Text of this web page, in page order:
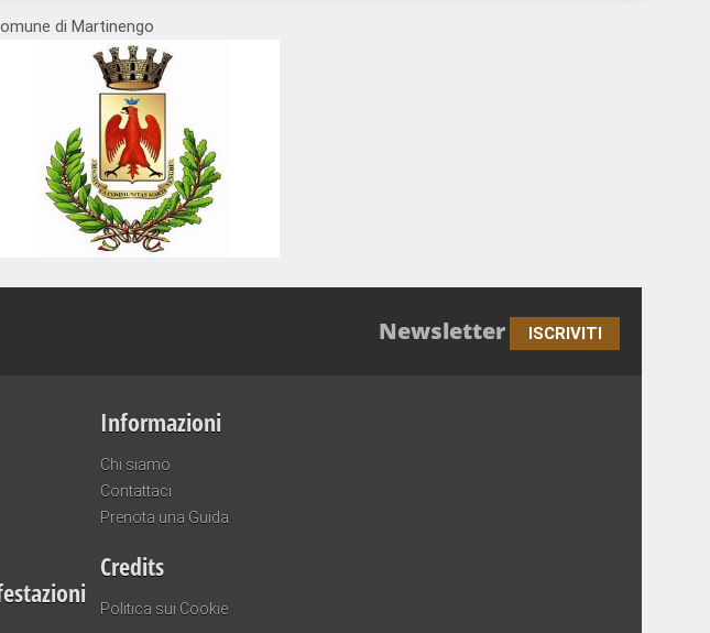
di Martinengo
Newsletter ISCRIVITI
Informazioni
Chi siamo
Contattaci
Prenota una Guida
Credits
Politica sui Cookie